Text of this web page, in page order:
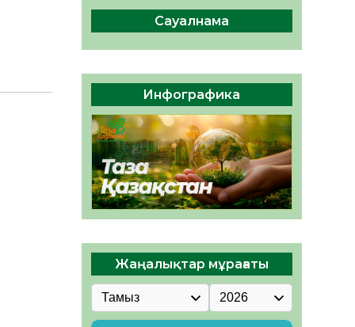
беруге дайын
ӘРБІР ДАУЫС – ҚОҒАМ
ДАМУЫНА ҚОСЫЛҒАН
ҮЛЕС
05.08.2026
39 0
Сауалнама
Инфографика
Жаңалықтар мұрағаты